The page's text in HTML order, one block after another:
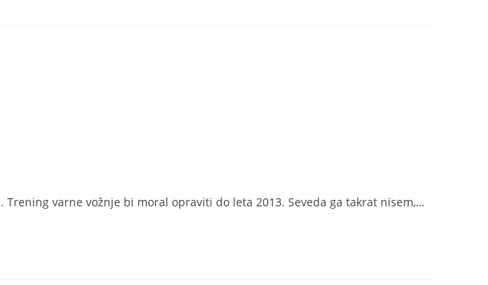
varne vožnje bi moral opraviti do leta 2013. Seveda ga takrat nisem,…